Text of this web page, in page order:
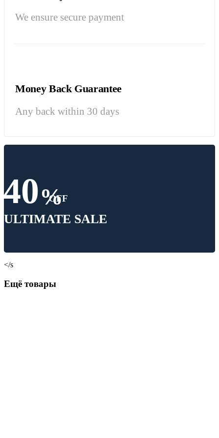
We ensure secure payment
Money Back Guarantee
Any back within 30 days
40%
OFF
ULTIMATE SALE
</s
Ещё товары